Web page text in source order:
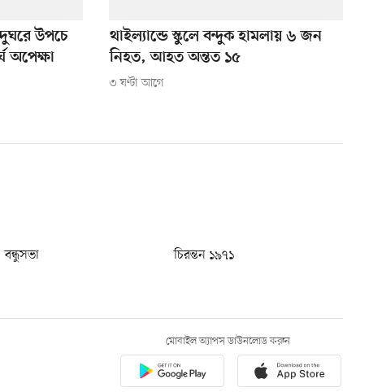
উপচে
অপেক্ষা
থাইল্যান্ডে স্কুলে বন্দুক হামলায় ৬ জন
নিহত, আহত অন্তত ১৫
৩ ঘণ্টা আগে
বন্ধুসভা
চিরন্তন ১৯৭১
মোবাইল অ্যাপস ডাউনলোড করুন